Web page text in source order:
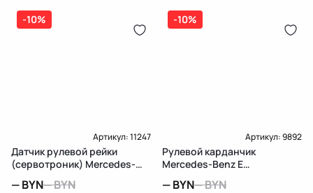
-10%
Артикул:11247
Датчик рулевой рейки
(сервотроник) Mercedes-
—BYN—BYN
-10%
Артикул:9892
Рулевой карданчик
Mercedes-Benz E
—BYN—BYN